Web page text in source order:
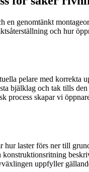
genomtänkt
och hur
pelare med korrekta
bjälklag och tak tills
process skapar vi
hur laster förs ner till
uppfyller